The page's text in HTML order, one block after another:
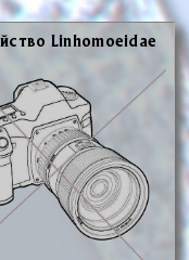
Linhomoeidae